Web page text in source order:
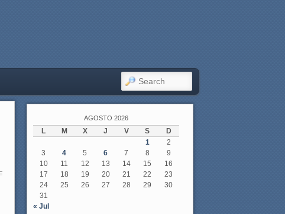
SEARCH
AGOSTO 2026
L M X J V S
D
1
2
3
4 5 6 7 8
9
10
11 12 13 14 15
16
17
18 19 20 21 22
23
24
25 26 27 28 29
30
31
« Jul